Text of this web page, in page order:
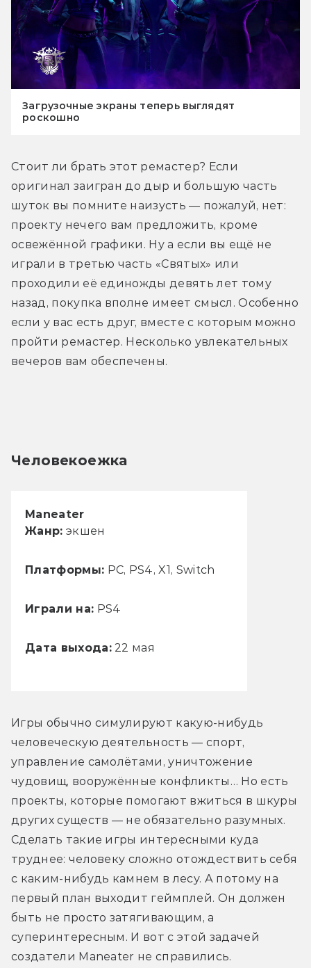
Загрузочные экраны теперь выглядят
роскошно
Стоит ли брать этот ремастер? Если
оригинал заигран до дыр и большую часть
шуток вы помните наизусть — пожалуй, нет:
проекту нечего вам предложить, кроме
освежённой графики. Ну а если вы ещё не
играли в третью часть «Святых» или
проходили её единожды девять лет тому
назад, покупка вполне имеет смысл. Особенно
если у вас есть друг, вместе с которым можно
пройти ремастер. Несколько увлекательных
вечеров вам обеспечены.
Человекоежка
Maneater
Жанр: экшен
Платформы: PC, PS4, X1, Switch
Играли на: PS4
Дата выхода:22 мая
Игры обычно симулируют какую-нибудь
человеческую деятельность — спорт,
управление самолётами, уничтожение
чудовищ, вооружённые конфликты… Но есть
проекты, которые помогают вжиться в шкуры
других существ — не обязательно разумных.
Сделать такие игры интересными куда
труднее: человеку сложно отождествить себя
с каким-нибудь камнем в лесу. А потому на
первый план выходит геймплей. Он должен
быть не просто затягивающим, а
суперинтересным. И вот с этой задачей
создатели Maneater не справились.